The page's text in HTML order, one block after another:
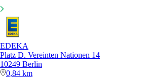
EDEKA
Platz D. Vereinten Nationen 14
10249 Berlin
0,84 km